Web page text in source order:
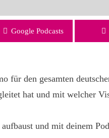
Podimo | PMC16
Google Podcasts
für den gesamten
hat und mit welcher
und mit deinem